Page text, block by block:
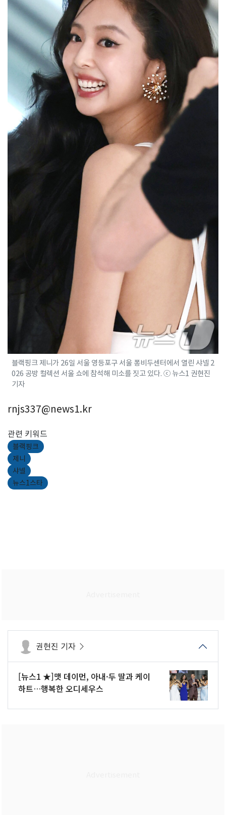
블랙핑크 제니가 26일 서울 영등포구 서울 퐁비두센터에서 열린 샤넬 2
026 공방 컬렉션 서울 쇼에 참석해 미소를 짓고 있다. ⓒ 뉴스1 권현진
기자
rnjs337@news1.kr
관련 키워드
블랙핑크
제니
샤넬
뉴스1스타
권현진 기자
[뉴스1 ★]맷 데이먼, 아내·두 딸과 케이
하트…행복한 오디세우스